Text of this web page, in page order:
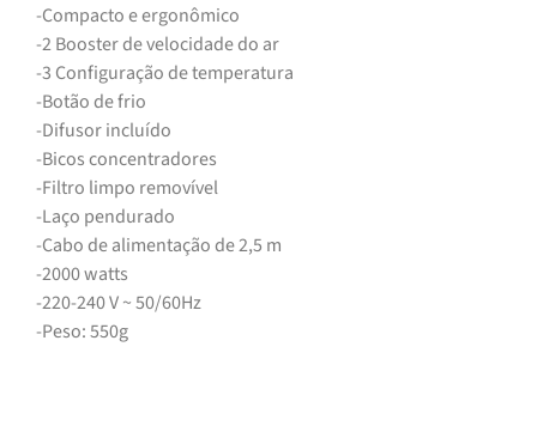
-Compacto e ergonômico
-2 Booster de velocidade do ar
-3 Configuração de temperatura
-Botão de frio
-Difusor incluído
-Bicos concentradores
-Filtro limpo removível
-Laço pendurado
-Cabo de alimentação de 2,5 m
-2000 watts
-220-240 V ~ 50/60Hz
-Peso: 550g